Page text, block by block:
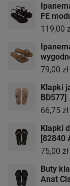
FE
119,00
79,00 zł
Klapki
BD577]
66,75 zł
Klapki
[82840
75,00 zł
Buty
Anat